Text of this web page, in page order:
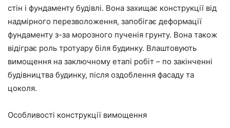
стін і фундаменту будівлі. Вона захищає конструкції від
надмірного перезволоження, запобігає деформації
фундаменту з-за морозного пученія грунту. Вона також
відіграє роль тротуару біля будинку. Влаштовують
вимощення на заключному етапі робіт – по закінченні
будівництва будинку, після оздоблення фасаду та
цоколя.
Особливості конструкції вимощення